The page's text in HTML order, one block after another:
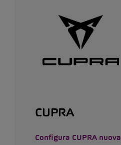
CUPRA
Configura CUPRA nuova